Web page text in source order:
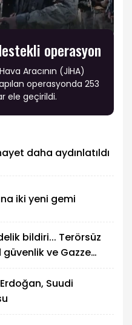
operasyon
Aracının (JİHA)
operasyonda 253
ele geçirildi.
daha aydınlatıldı
iki yeni gemi
bildiri... Terörsüz
ve Gazze
Suudi